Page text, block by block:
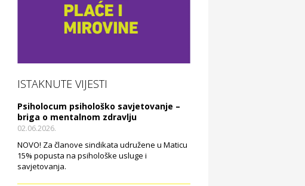
ISTAKNUTE VIJESTI
Psiholocum psihološko savjetovanje –
briga o mentalnom zdravlju
02.06.2026.
NOVO! Za članove sindikata udružene u Maticu
15% popusta na psihološke usluge i
savjetovanja.